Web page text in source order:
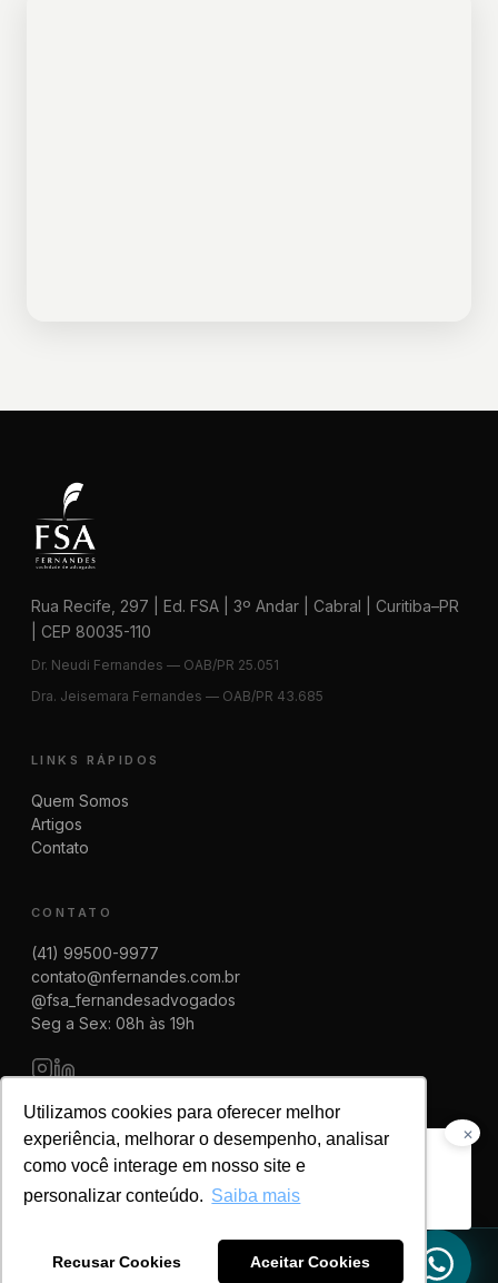
Utilizamos cookies para oferecer melhor
experiência, melhorar o desempenho, analisar
como você interage em nosso site e
personalizar conteúdo. Saiba mais
Recusar Cookies Aceitar Cookies
✕
Precisa de orientação
um advogado!
Rua Recife, 297 | Ed. FSA | 3º Andar | Cabral | Curitiba–PR
| CEP 80035-110
Dr. Neudi Fernandes — OAB/PR 25.051
Dra. Jeisemara Fernandes — OAB/PR 43.685
LINKS RÁPIDOS
Quem Somos
Artigos
Contato
CONTATO
(41) 99500-9977
contato@nfernandes.com.br
@fsa_fernandesadvogados
Seg a Sex: 08h às 19h
© 2025 FSA Fernandes Advogados | CNPJ 08.014.774/0001-83
Política de Privacidade
Feito por